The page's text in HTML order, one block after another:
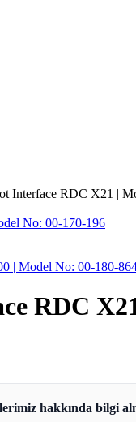
Interface RDC X21 |
No: 00-170-196
| Model No: 00-180-
RDC
hakkında bilgi